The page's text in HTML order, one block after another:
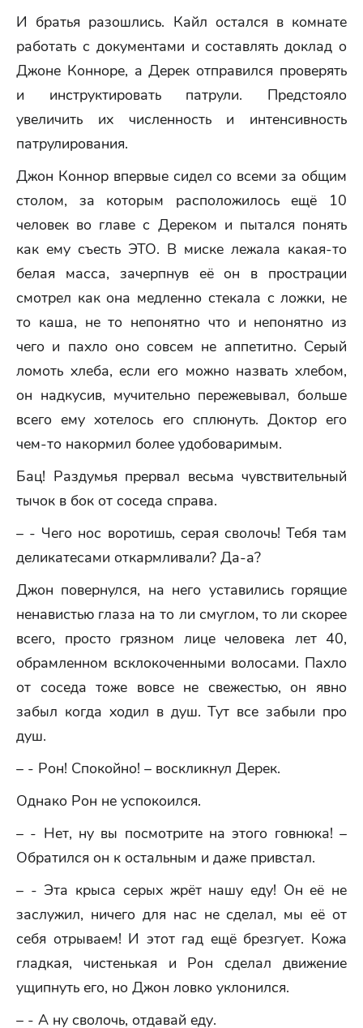
И братья разошлись. Кайл остался в комнате
работать с документами и составлять доклад о
Джоне Конноре, а Дерек отправился проверять
и инструктировать патрули. Предстояло
увеличить их численность и интенсивность
патрулирования.
Джон Коннор впервые сидел со всеми за общим
столом, за которым расположилось ещё 10
человек во главе с Дереком и пытался понять
как ему съесть ЭТО. В миске лежала какая-то
белая масса, зачерпнув её он в прострации
смотрел как она медленно стекала с ложки, не
то каша, не то непонятно что и непонятно из
чего и пахло оно совсем не аппетитно. Серый
ломоть хлеба, если его можно назвать хлебом,
он надкусив, мучительно пережевывал, больше
всего ему хотелось его сплюнуть. Доктор его
чем-то накормил более удобоваримым.
Бац! Раздумья прервал весьма чувствительный
тычок в бок от соседа справа.
– - Чего нос воротишь, серая сволочь! Тебя там
деликатесами откармливали? Да-а?
Джон повернулся, на него уставились горящие
ненавистью глаза на то ли смуглом, то ли скорее
всего, просто грязном лице человека лет 40,
обрамленном всклокоченными волосами. Пахло
от соседа тоже вовсе не свежестью, он явно
забыл когда ходил в душ. Тут все забыли про
душ.
– - Рон! Спокойно! – воскликнул Дерек.
Однако Рон не успокоился.
– - Нет, ну вы посмотрите на этого говнюка! –
Обратился он к остальным и даже привстал.
– - Эта крыса серых жрёт нашу еду! Он её не
заслужил, ничего для нас не сделал, мы её от
себя отрываем! И этот гад ещё брезгует. Кожа
гладкая, чистенькая и Рон сделал движение
ущипнуть его, но Джон ловко уклонился.
– - А ну сволочь, отдавай еду.